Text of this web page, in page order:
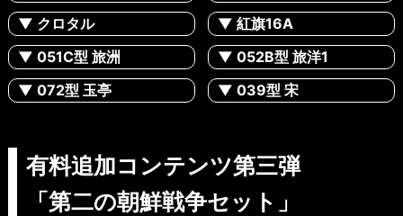
▼ クロタル
▼ 紅旗16A
▼ 051C型 旅洲
▼ 052B型 旅洋1
▼ 072型 玉亭
▼ 039型 宋
有料追加コンテンツ第三弾
「第二の朝鮮戦争セット」